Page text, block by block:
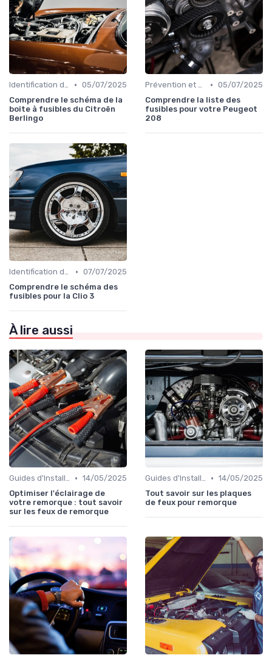
Identification de la Pièce Nécessaire • 05/07/2025
Comprendre le schéma de la
boîte à fusibles du Citroën
Berlingo
Prévention et Diagnostic des Pannes • 05/07/2025
Comprendre la liste des
fusibles pour votre Peugeot
208
Identification de la Pièce Nécessaire • 07/07/2025
Comprendre le schéma des
fusibles pour la Clio 3
À lire aussi
Guides d'Installation et de Réparation • 14/05/2025
Optimiser l'éclairage de
votre remorque : tout savoir
sur les feux de remorque
Guides d'Installation et de Réparation • 14/05/2025
Tout savoir sur les plaques
de feux pour remorque